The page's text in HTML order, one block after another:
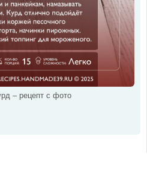
– рецепт с фото